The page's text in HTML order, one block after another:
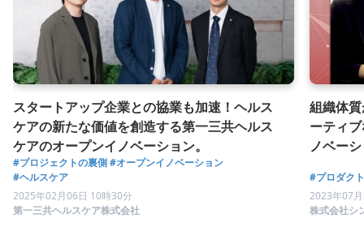
スタートアップ企業との協業も加速！ヘルス
ケアの新たな価値を創造する第一三共ヘルス
ケアのオープンイノベーション。
#プロジェクトの裏側#オープンイノベーション
#ヘルスケア
2025年02月06日 10時30分
第一三共ヘルスケア株式会社
組織体
ーティ
ノベー
#プロダク
2023年07
株式会社シ